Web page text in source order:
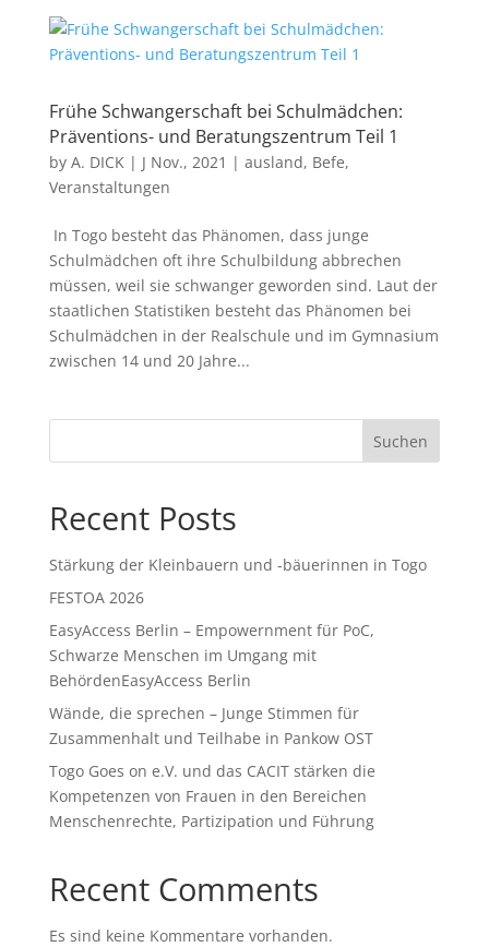
Frühe Schwangerschaft bei Schulmädchen:
Präventions- und Beratungszentrum Teil 1
by A. DICK| J Nov., 2021 | ausland, Befe,
Veranstaltungen
In Togo besteht das Phänomen, dass junge
Schulmädchen oft ihre Schulbildung abbrechen
müssen, weil sie schwanger geworden sind. Laut der
staatlichen Statistiken besteht das Phänomen bei
Schulmädchen in der Realschule und im Gymnasium
zwischen 14 und 20 Jahre...
Suchen
Recent Posts
Stärkung der Kleinbauern und -bäuerinnen in Togo
FESTOA 2026
EasyAccess Berlin – Empowernment für PoC,
Schwarze Menschen im Umgang mit
BehördenEasyAccess Berlin
Wände, die sprechen – Junge Stimmen für
Zusammenhalt und Teilhabe in Pankow OST
Togo Goes on e.V. und das CACIT stärken die
Kompetenzen von Frauen in den Bereichen
Menschenrechte, Partizipation und Führung
Recent Comments
Es sind keine Kommentare vorhanden.